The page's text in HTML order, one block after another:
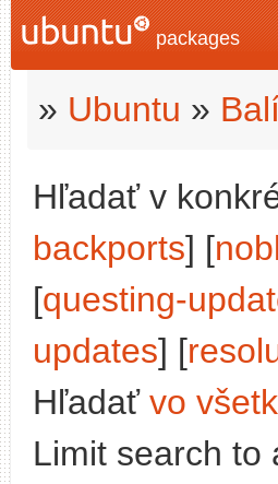
packages
» Ubuntu »
Hľadať v
backports] [
[questing-
updates] [
Hľadať vo
Limit search to